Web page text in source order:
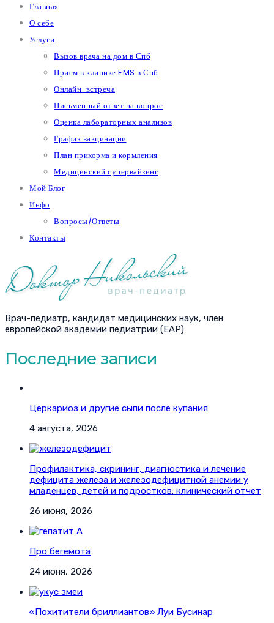
Главная
О себе
Услуги
Вызов врача на дом в Спб
Прием в клинике EMS в Спб
Онлайн-встреча
Письменный ответ на вопрос
Оценка лабораторных анализов
График вакцинации
План прикорма и кормления
Медицинский супервайзинг
Мой Блог
Инфо
Вопросы/Ответы
Контакты
Врач-педиатр, кандидат медицинских наук, член
европейской академии педиатрии (EAP)
Последние записи
Церкариоз и другие сыпи после купания
4 августа, 2026
Профилактика, скрининг, диагностика и лечение
дефицита железа и железодефицитной анемии у
младенцев, детей и подростков: клинический отчет
26 июня, 2026
Про бегемота
24 июня, 2026
«Похитители бриллиантов» Луи Бусинар